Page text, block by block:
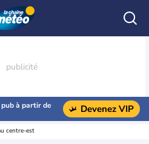
à partir de Devenez VIP
centre-est